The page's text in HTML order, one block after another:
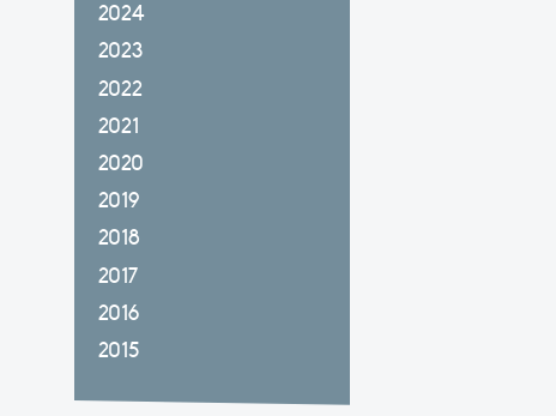
2024
2023
2022
2021
2020
2019
2018
2017
2016
2015